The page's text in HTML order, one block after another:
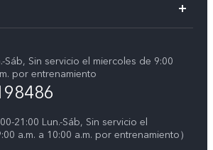
los Repuestos
Sáb, Sin servicio el miercoles de 9:00
por entrenamiento
21:00 Lun.-Sáb, Sin servicio el
a.m. a 10:00 a.m. por entrenamiento）